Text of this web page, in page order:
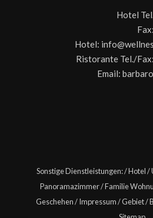
Hotel
Fax:
Hotel:
Ristorante Tel./Fax:
Email:
Sonstige Dienstleistungen:/Hotel/
Panoramazimmer/Familie
Geschehen/Impressum/Gebiet/